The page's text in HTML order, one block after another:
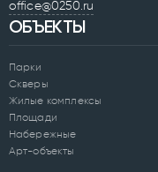
office@0250.ru
ОБЪЕКТЫ
Парки
Скверы
Жилые комплексы
Площади
Набережные
Арт-объекты